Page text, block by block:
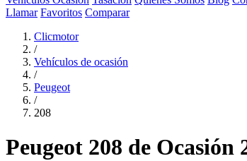
Llamar Favoritos Comparar
Clicmotor
/
Vehículos de ocasión
/
Peugeot
/
208
Peugeot 208 de Ocasión